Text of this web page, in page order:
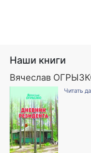
Наши книги
Вячеслав
Читать